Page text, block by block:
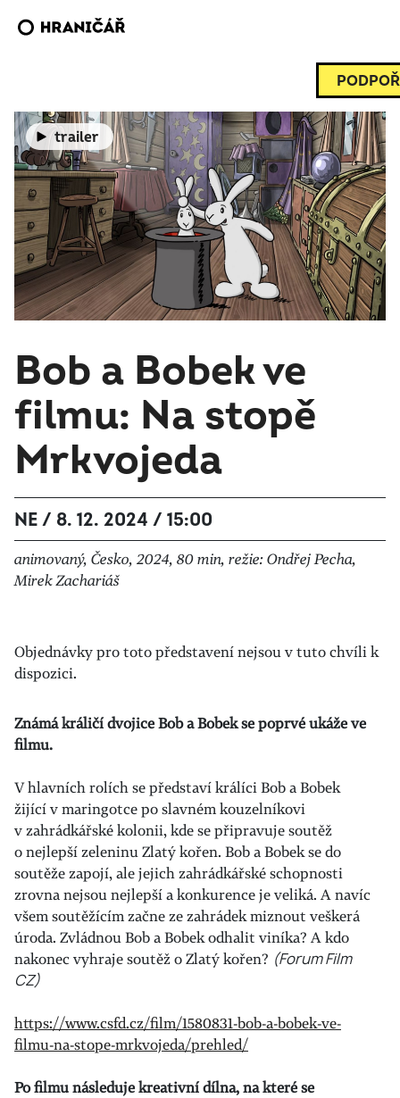
trailer
Bob a Bobek ve
filmu: Na stopě
Mrkvojeda
NE / 8. 12. 2024 / 15:00
animovaný, Česko, 2024, 80 min, režie: Ondřej Pecha,
Mirek Zachariáš
Objednávky pro toto představení nejsou v tuto chvíli k
dispozici.
Známá králičí dvojice Bob a Bobek se poprvé ukáže ve
filmu.
V hlavních rolích se představí králíci Bob a Bobek
žijící v maringotce po slavném kouzelníkovi
v zahrádkářské kolonii, kde se připravuje soutěž
o nejlepší zeleninu Zlatý kořen. Bob a Bobek se do
soutěže zapojí, ale jejich zahrádkářské schopnosti
zrovna nejsou nejlepší a konkurence je veliká. A navíc
všem soutěžícím začne ze zahrádek miznout veškerá
úroda. Zvládnou Bob a Bobek odhalit viníka? A kdo
nakonec vyhraje soutěž o Zlatý kořen? (Forum Film
CZ)
https://www.csfd.cz/film/1580831-bob-a-bobek-ve-
filmu-na-stope-mrkvojeda/prehled/
Po filmu následuje kreativní dílna, na které se